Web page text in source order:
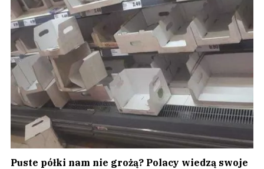
Puste półki nam nie grożą? Polacy wiedzą swoje